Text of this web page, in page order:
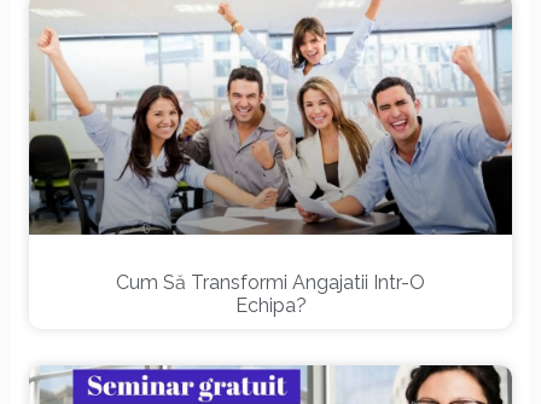
Cum Să Transformi Angajatii Intr-O
Echipa?